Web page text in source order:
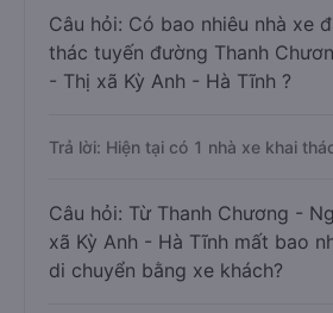
Câu hỏi: Có bao nhiêu nhà xe
thác tuyến đường Thanh
- Thị xã Kỳ Anh - Hà Tĩnh ?
Trả lời: Hiện tại có 1 nhà xe khai
Câu hỏi: Từ Thanh Chương -
xã Kỳ Anh - Hà Tĩnh mất bao
di chuyển bằng xe khách?